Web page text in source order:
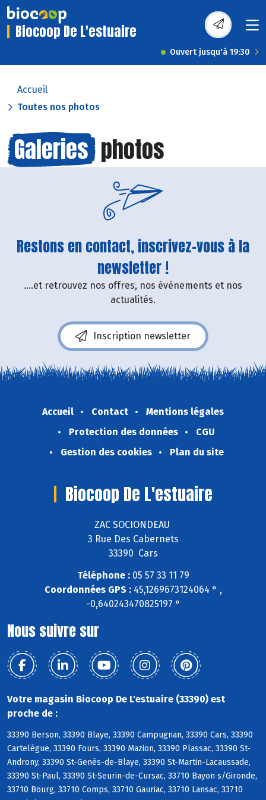
Biocoop De L'estuaire
Ouvert jusqu'à 19:30
Accueil
Toutes nos photos
Galeries photos
Restons en contact, inscrivez-vous à la
newsletter !
....et retrouvez nos offres, nos événements et nos
actualités.
Inscription newsletter
Accueil Contact
Mentions légales
Protection des données
CGU
Gestion des cookies
Plan du site
Biocoop De L'estuaire
ZAC SOCIONDEAU
3 Rue Des Cabernets
33390 Cars
Téléphone :05 57 33 11 79
Coordonnées GPS :45,1269673124064 ° ,
-0,640243470825197 °
Nous suivre sur
Votre magasin Biocoop De L'estuaire (33390) est
proche de :
33390 Berson, 33390 Blaye, 33390 Campugnan, 33390 Cars, 33390
Cartelègue, 33390 Fours, 33390 Mazion, 33390 Plassac, 33390 St-
Androny, 33390 St-Genès-de-Blaye, 33390 St-Martin-Lacaussade,
33390 St-Paul, 33390 St-Seurin-de-Cursac, 33710 Bayon s/Gironde,
33710 Bourg, 33710 Comps, 33710 Gauriac, 33710 Lansac, 33710